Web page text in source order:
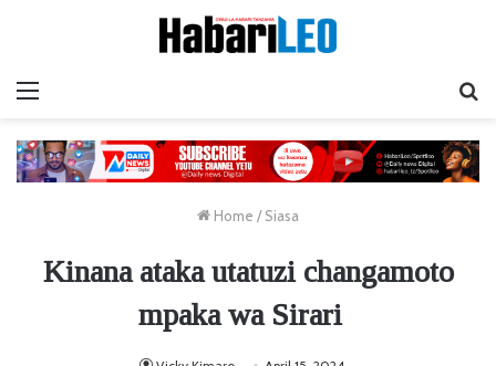
Home / Siasa
Kinana ataka utatuzi changamoto
mpaka wa Sirari